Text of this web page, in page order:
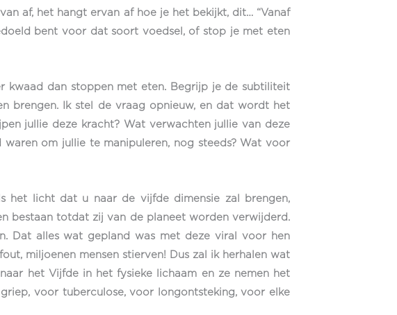
af, het hangt ervan af hoe je het bekijkt, dit… “Vanaf
bent voor dat soort voedsel, of stop je met eten
kwaad dan stoppen met eten. Begrijp je de subtiliteit
brengen. Ik stel de vraag opnieuw, en dat wordt het
jullie deze kracht? Wat verwachten jullie van deze
om jullie te manipuleren, nog steeds? Wat voor
het licht dat u naar de vijfde dimensie zal brengen,
bestaan totdat zij van de planeet worden verwijderd.
Dat alles wat gepland was met deze viral voor hen
miljoenen mensen stierven! Dus zal ik herhalen wat
het Vijfde in het fysieke lichaam en ze nemen het
voor tuberculose, voor longontsteking, voor elke